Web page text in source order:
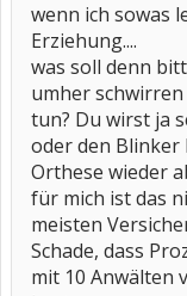
wenn ich sowas
Erziehung....
was soll denn
umher
tun? Du wirst ja
oder den Blinker
Orthese wieder
für mich ist das
meisten
Schade, dass
mit 10 Anwälten